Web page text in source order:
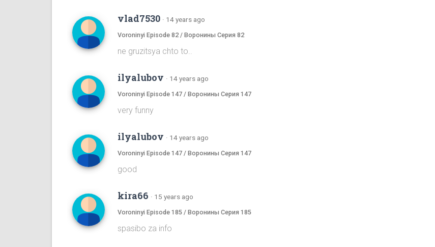
vlad7530 · 14 years ago
Voroninyi Episode 82 / Воронины Серия 82
ne gruzitsya chto to..
ilyalubov · 14 years ago
Voroninyi Episode 147 / Воронины Серия 147
very funny
ilyalubov · 14 years ago
Voroninyi Episode 147 / Воронины Серия 147
good
kira66 · 15 years ago
Voroninyi Episode 185 / Воронины Серия 185
spasibo za info